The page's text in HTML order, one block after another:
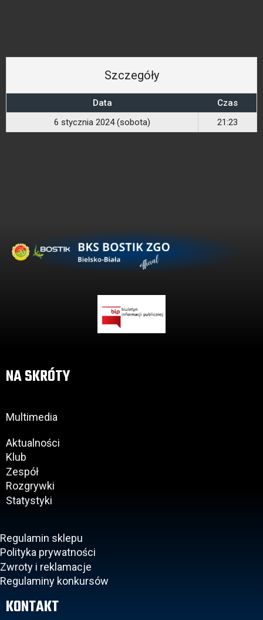
Szczegóły
Data
Czas
6 stycznia 2024 (sobota)
21:23
NA SKRÓTY
Multimedia
Aktualności
Klub
Zespół
Rozgrywki
Statystyki
Regulamin sklepu
Polityka prywatności
Zwroty i reklamacje
Regulaminy konkursów
KONTAKT